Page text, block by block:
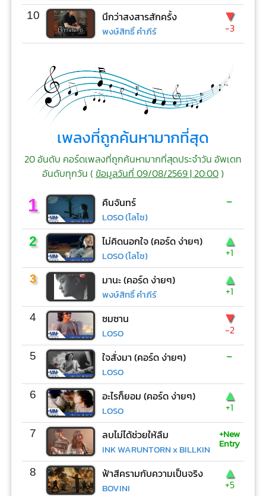
10 นึกว่าสงสารสักครั้ง
พงษ์สิทธิ์ คำภีร์
▼
-3
เพลงที่ถูกค้นหามากที่สุด
20 อันดับ คอร์ดเพลงที่ถูกค้นหามากที่สุดประจำวัน อัพเดท
อันดับทุกวัน (ข้อมูลวันที่ 09/08/2569 | 20:00)
1 คืนจันทร์
LOSO (โลโซ)
-
2 ไม่คิดนอกใจ (คอร์ด ง่ายๆ)
LOSO (โลโซ)
▲
+1
3 มานะ (คอร์ด ง่ายๆ)
พงษ์สิทธิ์ คำภีร์
▲
+1
4 ซมซาน
LOSO
▼
-2
5 ใจสั่งมา (คอร์ด ง่ายๆ)
LOSO
-
6 อะไรก็ยอม (คอร์ด ง่ายๆ)
LOSO
▲
+1
7 ลบไม่ได้ช่วยให้ลืม
INK WARUNTORN x BILLKIN
+New
Entry
8 ฟ้าสีครามกับความเป็นจริง
BOVINI
▲
+5